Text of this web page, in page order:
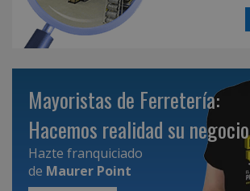
Mayoristas de Ferretería:
Hacemos realidad su negocio
Hazte franquiciado
de Maurer Point